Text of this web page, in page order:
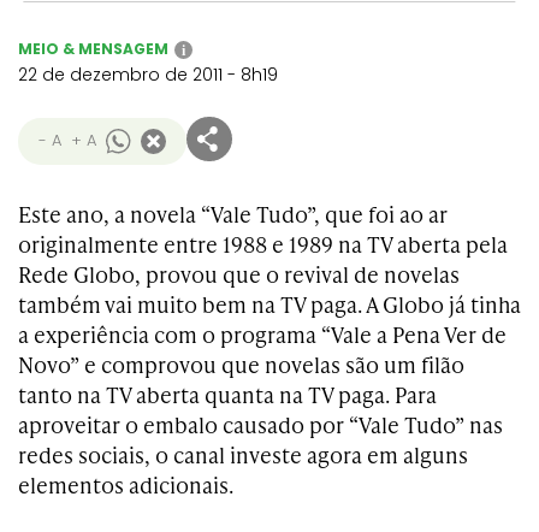
MEIO & MENSAGEM i
22 de dezembro de 2011 - 8h19
- A + A
Este ano, a novela “Vale Tudo”, que foi ao ar
originalmente entre 1988 e 1989 na TV aberta pela
Rede Globo, provou que o revival de novelas
também vai muito bem na TV paga. A Globo já tinha
a experiência com o programa “Vale a Pena Ver de
Novo” e comprovou que novelas são um filão
tanto na TV aberta quanta na TV paga. Para
aproveitar o embalo causado por “Vale Tudo” nas
redes sociais, o canal investe agora em alguns
elementos adicionais.